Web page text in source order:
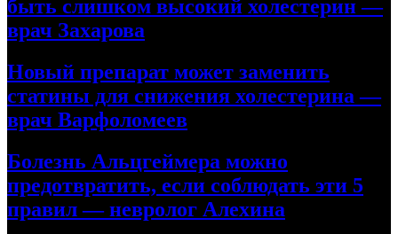
быть слишком высокий холестерин —
врач Захарова
Новый препарат может заменить
статины для снижения холестерина —
врач Варфоломеев
Болезнь Альцгеймера можно
предотвратить, если соблюдать эти 5
правил — невролог Алехина